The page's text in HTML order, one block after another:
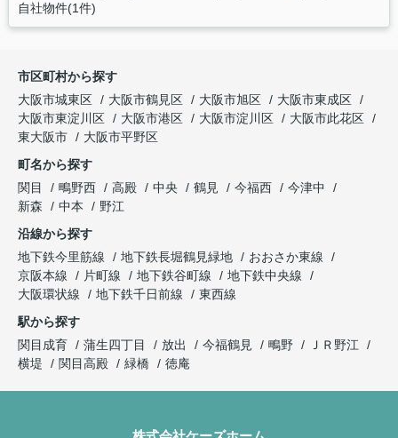
自社物件(1件)
市区町村から探す
大阪市城東区
大阪市鶴見区 大阪市旭区
大阪市東成区
大阪市東淀川区
大阪市港区 大阪市淀川区
大阪市此花区
東大阪市
大阪市平野区
町名から探す
関目
鴫野西 高殿 中央 鶴見 今福西
今津中
新森
中本
野江
沿線から探す
地下鉄今里筋線
地下鉄長堀鶴見緑地
おおさか東線
京阪本線
片町線 地下鉄谷町線
地下鉄中央線
大阪環状線
地下鉄千日前線
東西線
駅から探す
関目成育
蒲生四丁目 放出 今福鶴見 鴫野
ＪＲ野江
横堤
関目高殿 緑橋 徳庵